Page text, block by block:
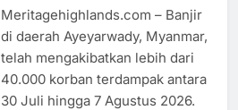
Meritagehighlands.com – Banjir
di daerah Ayeyarwady, Myanmar,
telah mengakibatkan lebih dari
40.000 korban terdampak antara
30 Juli hingga 7 Agustus 2026.